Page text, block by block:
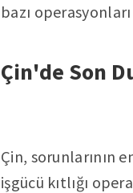
bazı
Çin'de Son
Çin, sorunlarının
işgücü kıtlığı